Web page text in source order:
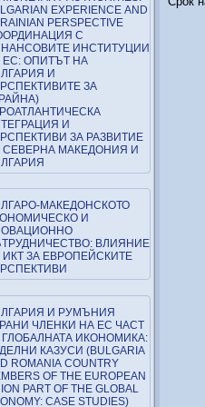
EXPERIENCE AND
PERSPECTIVE
С
ИНСТИТУЦИИ
ЕС: ОПИТЪТ НА
И
ЗА
И
ЗА РАЗВИТИЕ
СЕВЕРНА МАКЕДОНИЯ И
МАКЕДОНСКОТО
И
ВЛИЯНИЕ
ИКТ ЗА ЕВРОПЕЙСКИТЕ
И РУМЪНИЯ
ЧЛЕНКИ НА ЕС ЧАСТ
ГЛОБАЛНАТА ИКОНОМИКА:
КАЗУСИ (BULGARIA
ROMANIA COUNTRY
OF THE EUROPEAN
PART OF THE GLOBAL
CASE STUDIES)